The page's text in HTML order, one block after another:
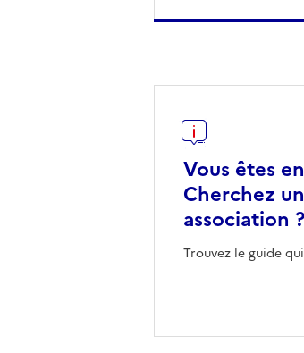
Vous êtes
Cherchez
association ?
Trouvez le guide